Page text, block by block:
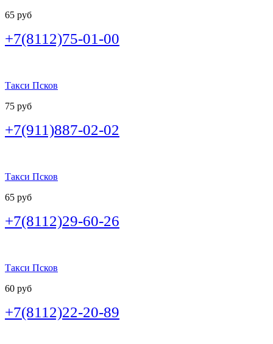
65 руб
+7(8112)75-01-00
Такси Псков
75 руб
+7(911)887-02-02
Такси Псков
65 руб
+7(8112)29-60-26
Такси Псков
60 руб
+7(8112)22-20-89